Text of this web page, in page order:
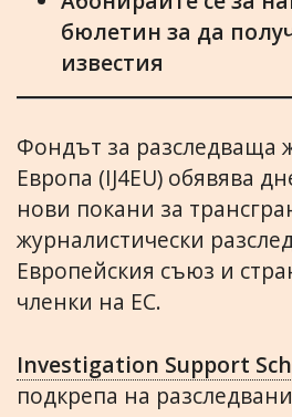
бюлетин за да
известия
Фондът за разследваща
Европа (IJ4EU) обявява
нови покани за
журналистически
Европейския съюз и
членки на ЕС.
Investigation Support
подкрепа на